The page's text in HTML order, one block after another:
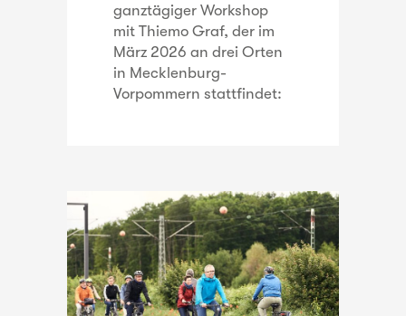
ganztägiger Workshop
mit Thiemo Graf, der im
März 2026 an drei Orten
in Mecklenburg-
Vorpommern stattfindet: